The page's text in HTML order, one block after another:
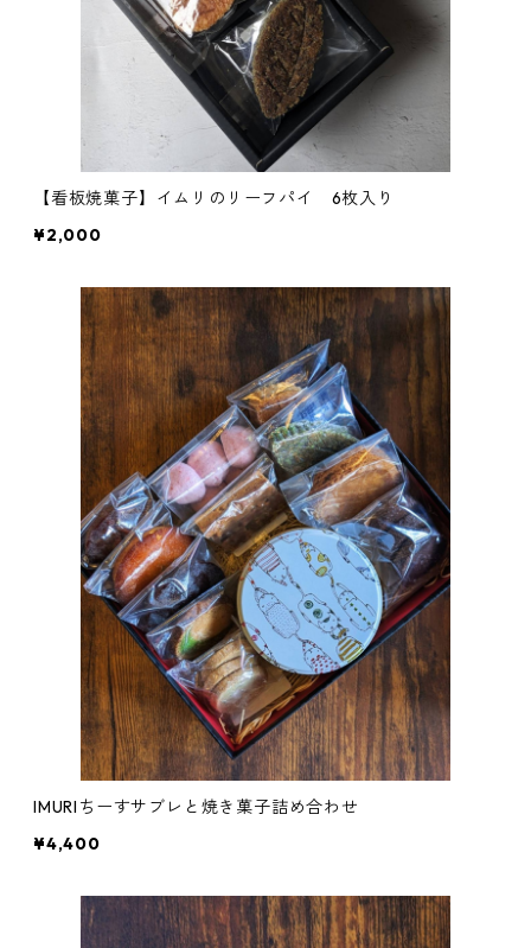
【看板焼菓子】イムリのリーフパイ 6枚入り
¥2,000
IMURIちーすサブレと焼き菓子詰め合わせ
¥4,400